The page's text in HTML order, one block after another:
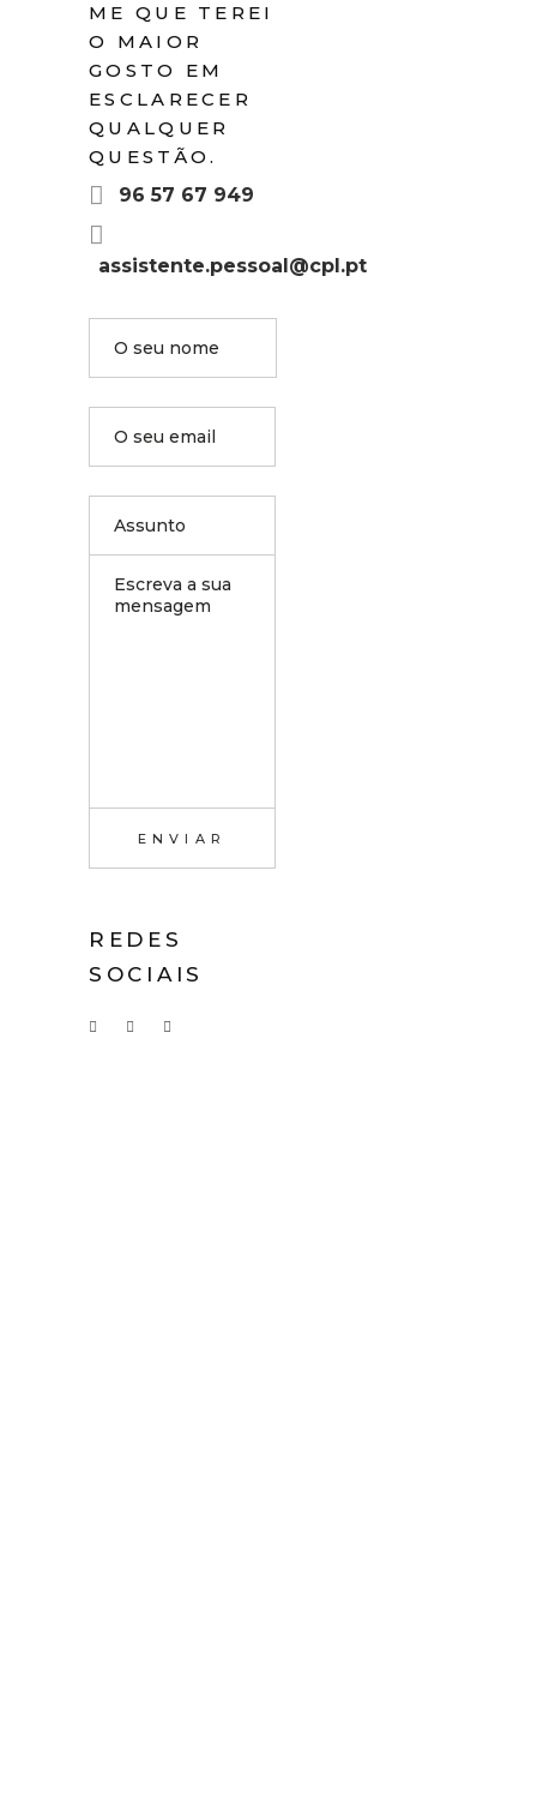
ME QUE TEREI
O MAIOR
GOSTO EM
ESCLARECER
QUALQUER
QUESTÃO.
96 57 67 949
assistente.pessoal@cpl.pt
REDES
SOCIAIS